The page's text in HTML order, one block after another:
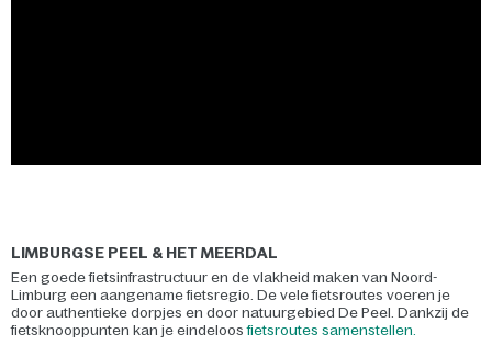
LIMBURGSE PEEL & HET MEERDAL
Een goede fietsinfrastructuur en de vlakheid maken van Noord-
Limburg een aangename fietsregio. De vele fietsroutes voeren je
door authentieke dorpjes en door natuurgebied De Peel. Dankzij de
fietsknooppunten kan je eindeloosfietsroutes samenstellen.